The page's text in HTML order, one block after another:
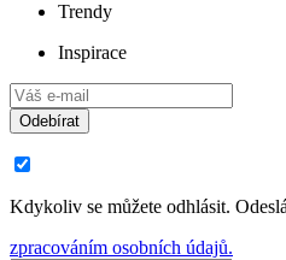
Trendy
Inspirace
Odebírat
Kdykoliv se můžete odhlásit.
zpracováním osobních údajů.